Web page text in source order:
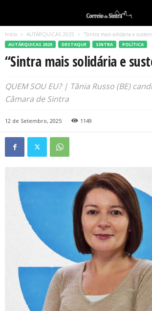
Início AUTÁRQUICAS 2025 “Sintra mais solidária e
AUTÁRQUICAS 2025 DESTAQUE SINTRA POLÍTICA
“Sintra mais solidária e
QUEM SOU EU? | Tânia Russo (BE)
Câmara de Sintra
12 de Setembro, 2025 1149